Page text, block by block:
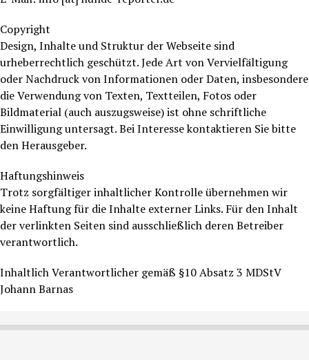
Copyright
Design, Inhalte und Struktur der Webseite sind
urheberrechtlich geschützt. Jede Art von Vervielfältigung
oder Nachdruck von Informationen oder Daten, insbesondere
die Verwendung von Texten, Textteilen, Fotos oder
Bildmaterial (auch auszugsweise) ist ohne schriftliche
Einwilligung untersagt. Bei Interesse kontaktieren Sie bitte
den Herausgeber.
Haftungshinweis
Trotz sorgfältiger inhaltlicher Kontrolle übernehmen wir
keine Haftung für die Inhalte externer Links. Für den Inhalt
der verlinkten Seiten sind ausschließlich deren Betreiber
verantwortlich.
Inhaltlich Verantwortlicher gemäß §10 Absatz 3 MDStV
Johann Barnas